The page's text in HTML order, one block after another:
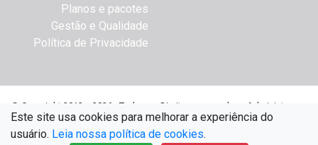
Planos e pacotes
Gestão e Qualidade
Política de Privacidade
@ Copyright 2012 a 2026 - Todos os Direitos reservados - Administre
Fácil Assessoria Online - www.administrefacil.com.br
Este site usa cookies para melhorar a experiência do
usuário. Leia nossa política de cookies.